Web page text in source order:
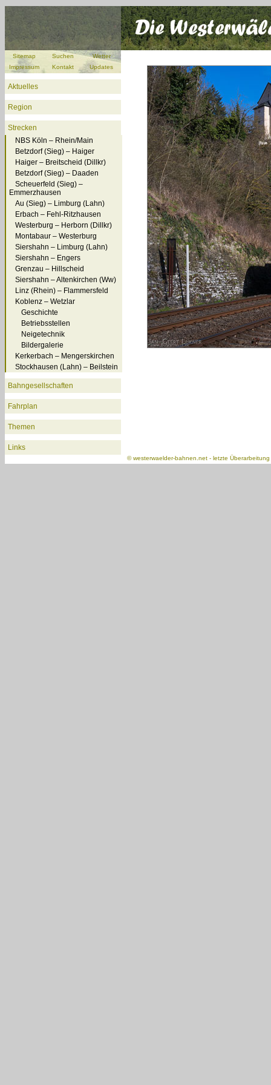
Sitemap Suchen
Wetter
Impressum
Kontakt Updates
Aktuelles
Region
Strecken
NBS Köln – Rhein/Main
Betzdorf (Sieg) – Haiger
Haiger – Breitscheid (Dillkr)
Betzdorf (Sieg) – Daaden
Scheuerfeld (Sieg) –
Emmerzhausen
Au (Sieg) – Limburg (Lahn)
Erbach – Fehl-Ritzhausen
Westerburg – Herborn (Dillkr)
Montabaur – Westerburg
Siershahn – Limburg (Lahn)
Siershahn – Engers
Grenzau – Hillscheid
Siershahn – Altenkirchen (Ww)
Linz (Rhein) – Flammersfeld
Koblenz – Wetzlar
Geschichte
Betriebsstellen
Neigetechnik
Bildergalerie
Kerkerbach – Mengerskirchen
Stockhausen (Lahn) – Beilstein
Bahngesellschaften
Fahrplan
Themen
Links
©westerwaelder-bahnen.net - letzte